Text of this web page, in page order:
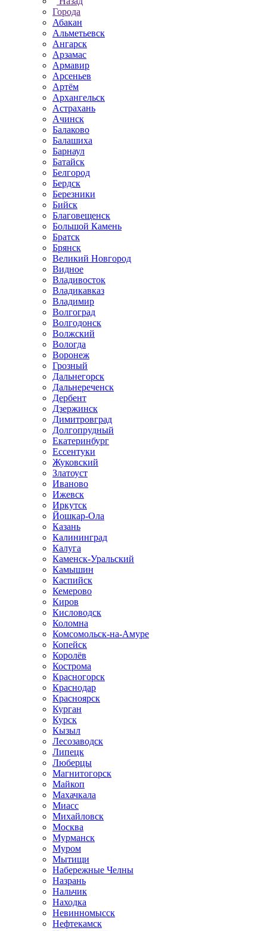
Города
Абакан
Альметьевск
Ангарск
Арзамас
Армавир
Арсеньев
Артём
Архангельск
Астрахань
Ачинск
Балаково
Балашиха
Барнаул
Батайск
Белгород
Бердск
Березники
Бийск
Благовещенск
Большой Камень
Братск
Брянск
Великий Новгород
Видное
Владивосток
Владикавказ
Владимир
Волгоград
Волгодонск
Волжский
Вологда
Воронеж
Грозный
Дальнегорск
Дальнереченск
Дербент
Дзержинск
Димитровград
Долгопрудный
Екатеринбург
Ессентуки
Жуковский
Златоуст
Иваново
Ижевск
Иркутск
Йошкар-Ола
Казань
Калининград
Калуга
Каменск-Уральский
Камышин
Каспийск
Кемерово
Киров
Кисловодск
Коломна
Комсомольск-на-Амуре
Копейск
Королёв
Кострома
Красногорск
Краснодар
Красноярск
Курган
Курск
Кызыл
Лесозаводск
Липецк
Люберцы
Магнитогорск
Майкоп
Махачкала
Миасс
Михайловск
Москва
Мурманск
Муром
Мытищи
Набережные Челны
Назрань
Нальчик
Находка
Невинномысск
Нефтекамск